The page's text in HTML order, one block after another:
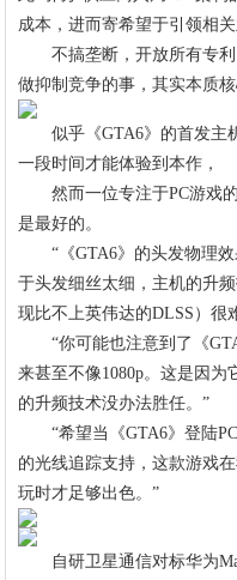
成本，进而寄希望于引领相关
不搞垄断，开放所有专利
做抑制竞争的事，其实本质
似乎《GTA6》的首发主
一段时间才能体验到本作，
然而一位专注于PC游戏的
是最好的。
“《GTA6》的头发物理效
于头发细丝太细，主机的升
现比不上英伟达的DLSS）很
“你可能也注意到了《
来甚至不像1080p。这是因
的升频技术没办法胜任。”
“希望当《GTA6》登陆PC
的光线追踪支持，这款游戏
玩时才足够出色。”
自研卫星通信对标华为